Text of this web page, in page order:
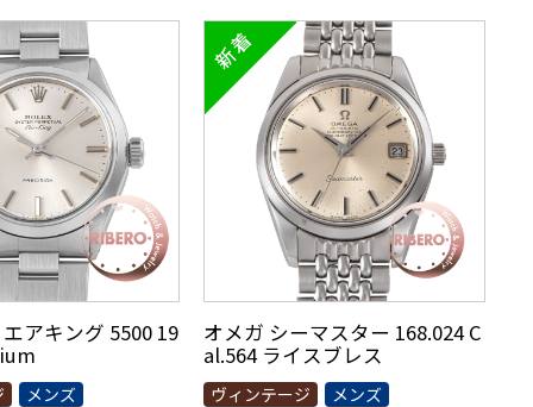
アキング 5500 19
メンズ
オメガ シーマスター 168.024 C
al.564 ライスブレス
ヴィンテージ メンズ